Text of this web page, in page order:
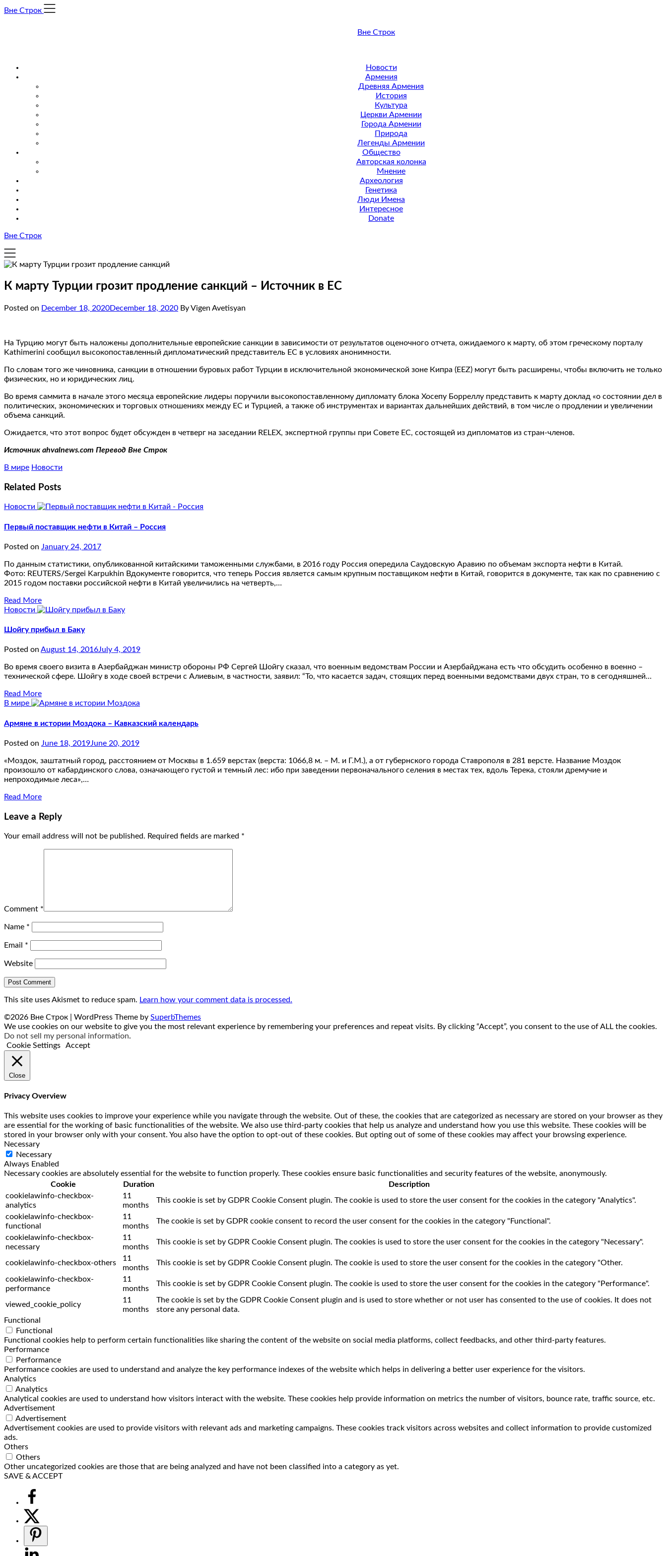
Skip
Вне Строк
Вне Строк
Новости
Армения
Древняя Армения
История
Культура
Церкви Армении
Города Армении
Природа
Легенды Армении
Общество
Авторская колонка
Мнение
Археология
Генетика
Люди Имена
Интересное
Donate
Вне Строк
К марту Турции грозит продление санкций – Источник в ЕС
Posted on December 18, 2020December 18, 2020 By Vigen Avetisyan
На Турцию могут быть наложены дополнительные европейские санкции в зависимости от результатов оценочного отчета, ожидаемого к марту, об этом греческому порталу
Kathimerini сообщил высокопоставленный дипломатический представитель ЕС в условиях анонимности.
По словам того же чиновника, санкции в отношении буровых работ Турции в исключительной экономической зоне Кипра (EEZ) могут быть расширены, чтобы включить не только
физических, но и юридических лиц.
Во время саммита в начале этого месяца европейские лидеры поручили высокопоставленному дипломату блока Хосепу Борреллу представить к марту доклад «о состоянии дел в
политических, экономических и торговых отношениях между ЕС и Турцией, а также об инструментах и ​​вариантах дальнейших действий, в том числе о продлении и увеличении
объема санкций.
Ожидается, что этот вопрос будет обсужден в четверг на заседании RELEX, экспертной группы при Совете ЕС, состоящей из дипломатов из стран-членов.
Источник ahvalnews.com Перевод Вне Строк
В мире Новости
Related Posts
Новости
Первый поставщик нефти в Китай – Россия
Posted on January 24, 2017
По данным статистики, опубликованной китайскими таможенными службами, в 2016 году Россия опередила Саудовскую Аравию по объемам экспорта нефти в Китай.
Фото: REUTERS/Sergei Karpukhin Вдокументе говорится, что теперь Россия является самым крупным поставщиком нефти в Китай, говорится в документе, так как по сравнению с
2015 годом поставки российской нефти в Китай увеличились на четверть,…
Read More
Новости
Шойгу прибыл в Баку
Posted on August 14, 2016July 4, 2019
Во время своего визита в Азербайджан министр обороны РФ Сергей Шойгу сказал, что военным ведомствам России и Азербайджана есть что обсудить особенно в военно –
технической сфере. Шойгу в ходе своей встречи с Алиевым, в частности, заявил: “То, что касается задач, стоящих перед военными ведомствами двух стран, то в сегодняшней…
Read More
В мире
Армяне в истории Моздока – Кавказский календарь
Posted on June 18, 2019June 20, 2019
«Моздок, заштатный город, расстоянием от Москвы в 1.659 верстах (верста: 1066,8 м. – М. и Г.М.), а от губернского города Ставрополя в 281 версте. Название Моздок
произошло от кабардинского слова, означающего густой и темный лес: ибо при заведении первоначального селения в местах тех, вдоль Терека, стояли дремучие и
непроходимые леса»,…
Read More
Leave a Reply
Your email address will not be published. Required fields are marked *
Comment *
Name *
Email *
Website
This site uses Akismet to reduce spam. Learn how your comment data is processed.
©2026 Вне Строк | WordPress Theme by SuperbThemes
We use cookies on our website to give you the most relevant experience by remembering your preferences and repeat visits. By clicking “Accept”, you consent to the use of ALL the cookies.
Do not sell my personal information.
Cookie Settings
Accept
Close
Privacy Overview
This website uses cookies to improve your experience while you navigate through the website. Out of these, the cookies that are categorized as necessary are stored on your browser as they
are essential for the working of basic functionalities of the website. We also use third-party cookies that help us analyze and understand how you use this website. These cookies will be
stored in your browser only with your consent. You also have the option to opt-out of these cookies. But opting out of some of these cookies may affect your browsing experience.
Necessary
Necessary
Always Enabled
Necessary cookies are absolutely essential for the website to function properly. These cookies ensure basic functionalities and security features of the website, anonymously.
Cookie
Duration
Description
cookielawinfo-checkbox-
analytics
11
months
This cookie is set by GDPR Cookie Consent plugin. The cookie is used to store the user consent for the cookies in the category "Analytics".
cookielawinfo-checkbox-
functional
11
months
The cookie is set by GDPR cookie consent to record the user consent for the cookies in the category "Functional".
cookielawinfo-checkbox-
necessary
11
months
This cookie is set by GDPR Cookie Consent plugin. The cookies is used to store the user consent for the cookies in the category "Necessary".
cookielawinfo-checkbox-others
11
months
This cookie is set by GDPR Cookie Consent plugin. The cookie is used to store the user consent for the cookies in the category "Other.
cookielawinfo-checkbox-
performance
11
months
This cookie is set by GDPR Cookie Consent plugin. The cookie is used to store the user consent for the cookies in the category "Performance".
viewed_cookie_policy
11
months
The cookie is set by the GDPR Cookie Consent plugin and is used to store whether or not user has consented to the use of cookies. It does not
store any personal data.
Functional
Functional
Functional cookies help to perform certain functionalities like sharing the content of the website on social media platforms, collect feedbacks, and other third-party features.
Performance
Performance
Performance cookies are used to understand and analyze the key performance indexes of the website which helps in delivering a better user experience for the visitors.
Analytics
Analytics
Analytical cookies are used to understand how visitors interact with the website. These cookies help provide information on metrics the number of visitors, bounce rate, traffic source, etc.
Advertisement
Advertisement
Advertisement cookies are used to provide visitors with relevant ads and marketing campaigns. These cookies track visitors across websites and collect information to provide customized
ads.
Others
Others
Other uncategorized cookies are those that are being analyzed and have not been classified into a category as yet.
SAVE & ACCEPT